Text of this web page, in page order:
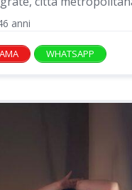
anni
WHATSAPP